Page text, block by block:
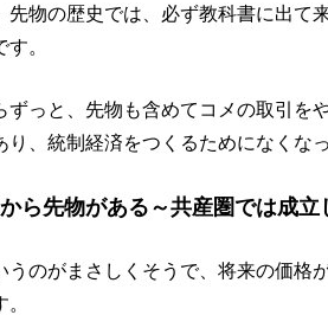
先物の歴史では、必ず教科書に出て
。
ずっと、先物も含めてコメの取引を
、統制経済をつくるためになくな
ら先物がある～共産圏では成立
うのがまさしくそうで、将来の価格